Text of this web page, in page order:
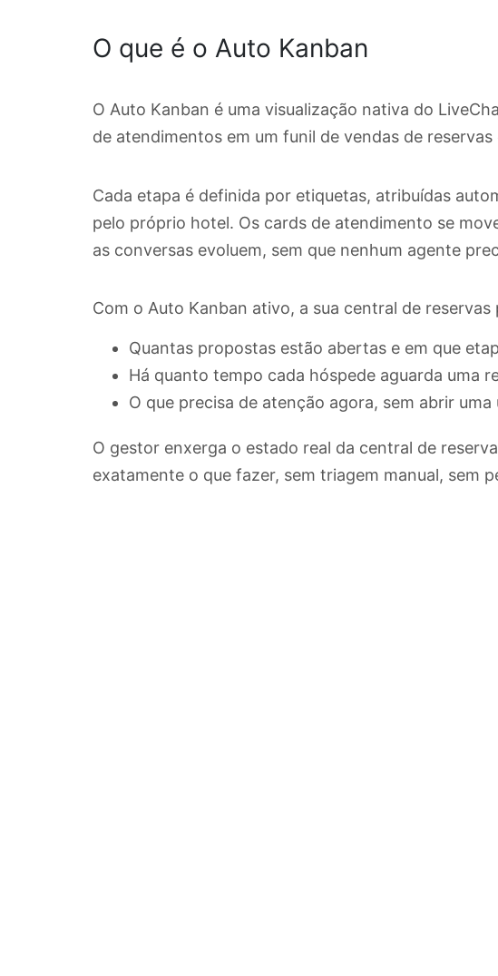
O que é o Auto Kanban
O Auto Kanban é uma visualização nativa do
de atendimentos em um funil de vendas de
Cada etapa é definida por etiquetas, atribuídas
pelo próprio hotel. Os cards de atendimento se
as conversas evoluem, sem que nenhum agente
Com o Auto Kanban ativo, a sua central de
Quantas propostas estão abertas e em que
Há quanto tempo cada hóspede aguarda uma
O que precisa de atenção agora, sem abrir uma
O gestor enxerga o estado real da central de
exatamente o que fazer, sem triagem manual, sem